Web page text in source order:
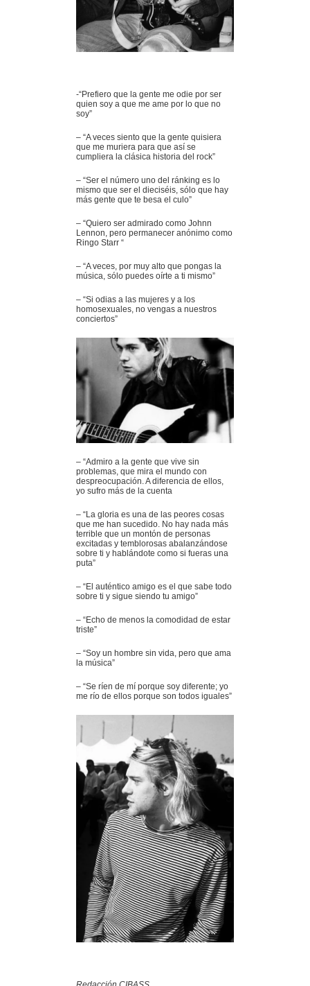
-“Prefiero que la gente me odie por ser
quien soy a que me ame por lo que no
soy”
– “A veces siento que la gente quisiera
que me muriera para que así se
cumpliera la clásica historia del rock”
– “Ser el número uno del ránking es lo
mismo que ser el dieciséis, sólo que hay
más gente que te besa el culo”
– “Quiero ser admirado como Johnn
Lennon, pero permanecer anónimo como
Ringo Starr “
– “A veces, por muy alto que pongas la
música, sólo puedes oírte a ti mismo”
– “Si odias a las mujeres y a los
homosexuales, no vengas a nuestros
conciertos”
– “Admiro a la gente que vive sin
problemas, que mira el mundo con
despreocupación. A diferencia de ellos,
yo sufro más de la cuenta
– “La gloria es una de las peores cosas
que me han sucedido. No hay nada más
terrible que un montón de personas
excitadas y temblorosas abalanzándose
sobre ti y hablándote como si fueras una
puta”
– “El auténtico amigo es el que sabe todo
sobre ti y sigue siendo tu amigo”
– “Echo de menos la comodidad de estar
triste”
– “Soy un hombre sin vida, pero que ama
la música”
– “Se ríen de mí porque soy diferente; yo
me río de ellos porque son todos iguales”